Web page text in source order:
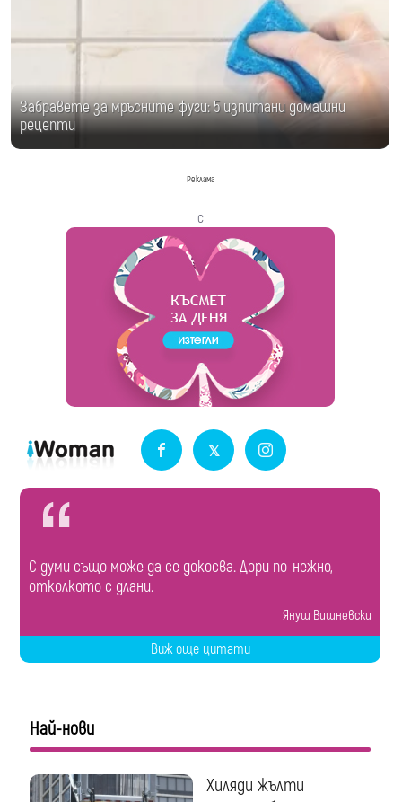
Забравете за мръсните фуги: 5 изпитани домашни
рецепти
Реклама
с
С думи също може да се докосва. Дори по-нежно,
отколкото с длани.
Януш Вишневски
Виж още цитати
Най-нови
Хиляди жълти